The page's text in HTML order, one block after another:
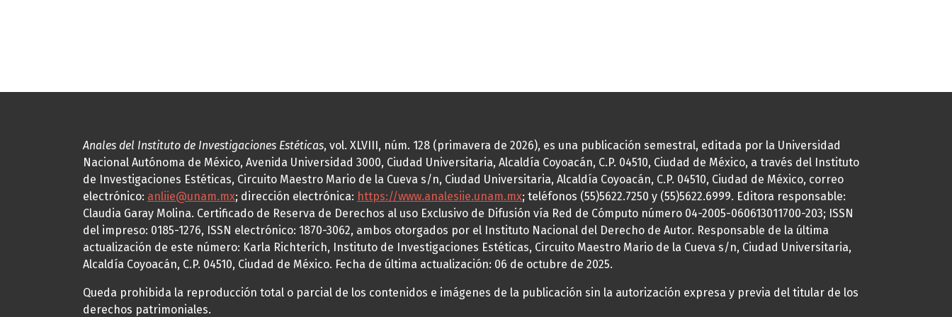
Anales del Instituto de Investigaciones Estéticas, vol. XLVIII, núm. 128 (primavera de 2026), es una publicación semestral, editada por la Universidad
Nacional Autónoma de México, Avenida Universidad 3000, Ciudad Universitaria, Alcaldía Coyoacán, C.P. 04510, Ciudad de México, a través del Instituto
de Investigaciones Estéticas, Circuito Maestro Mario de la Cueva s/n, Ciudad Universitaria, Alcaldía Coyoacán, C.P. 04510, Ciudad de México, correo
electrónico: anliie@unam.mx; dirección electrónica: https://www.analesiie.unam.mx; teléfonos (55)5622.7250 y (55)5622.6999. Editora responsable:
Claudia Garay Molina. Certificado de Reserva de Derechos al uso Exclusivo de Difusión vía Red de Cómputo número 04-2005-060613011700-203; ISSN
del impreso: 0185-1276, ISSN electrónico: 1870-3062, ambos otorgados por el Instituto Nacional del Derecho de Autor. Responsable de la última
actualización de este número: Karla Richterich, Instituto de Investigaciones Estéticas, Circuito Maestro Mario de la Cueva s/n, Ciudad Universitaria,
Alcaldía Coyoacán, C.P. 04510, Ciudad de México. Fecha de última actualización: 06 de octubre de 2025.
Queda prohibida la reproducción total o parcial de los contenidos e imágenes de la publicación sin la autorización expresa y previa del titular de los
derechos patrimoniales.